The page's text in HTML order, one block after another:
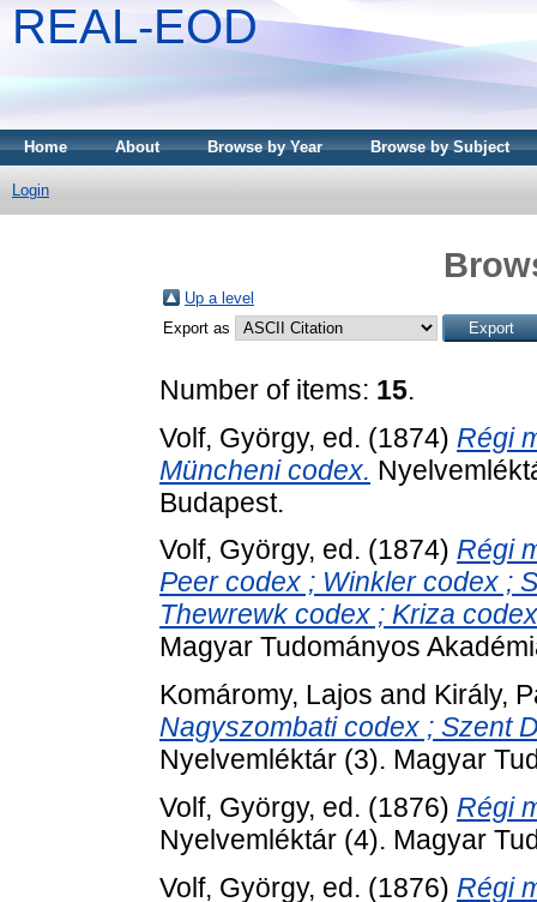
REAL-EOD
Home About Browse by Year Browse by Subject
Login
Up a level
Export as
Number of items: 15.
Volf, György, ed. (1874) Régi
Müncheni codex.
Budapest.
Volf, György, ed. (1874) Régi
Peer codex ; Winkler codex ;
Thewrewk codex ; Kriza
Magyar Tudományos
Komáromy, Lajos and Király,
Nagyszombati codex ; Szent
Nyelvemléktár (3). Magyar
Volf, György, ed. (1876) Régi
Nyelvemléktár (4). Magyar
Volf, György, ed. (1876) Régi